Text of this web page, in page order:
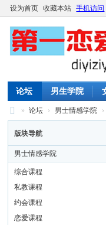
设为首页 收藏本站 手机访问
论坛 男生学院
第
一
恋
» 论坛 › 男士情感学院 ›
版块导航
男士情感学院
综合课程
私教课程
约会课程
恋爱课程